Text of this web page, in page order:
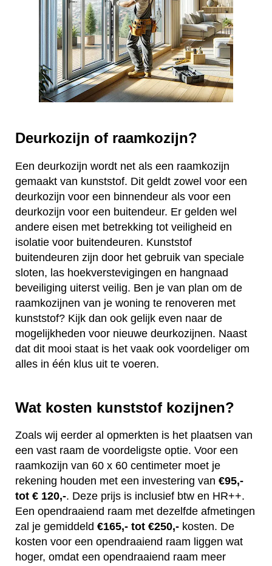
Deurkozijn of raamkozijn?
Een deurkozijn wordt net als een raamkozijn
gemaakt van kunststof. Dit geldt zowel voor een
deurkozijn voor een binnendeur als voor een
deurkozijn voor een buitendeur. Er gelden wel
andere eisen met betrekking tot veiligheid en
isolatie voor buitendeuren. Kunststof
buitendeuren zijn door het gebruik van speciale
sloten, las hoekverstevigingen en hangnaad
beveiliging uiterst veilig. Ben je van plan om de
raamkozijnen van je woning te renoveren met
kunststof? Kijk dan ook gelijk even naar de
mogelijkheden voor nieuwe deurkozijnen. Naast
dat dit mooi staat is het vaak ook voordeliger om
alles in één klus uit te voeren.
Wat kosten kunststof kozijnen?
Zoals wij eerder al opmerkten is het plaatsen van
een vast raam de voordeligste optie. Voor een
raamkozijn van 60 x 60 centimeter moet je
rekening houden met een investering van €95,-
tot € 120,-. Deze prijs is inclusief btw en HR++.
Een opendraaiend raam met dezelfde afmetingen
zal je gemiddeld €165,- tot €250,- kosten. De
kosten voor een opendraaiend raam liggen wat
hoger, omdat een opendraaiend raam meer